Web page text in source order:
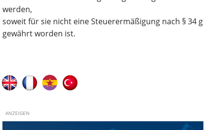
werden,
soweit für sie nicht eine Steuerermäßigung nach § 34 g
gewährt worden ist.
ANZEIGEN